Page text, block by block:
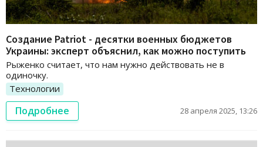
Создание Patriot - десятки военных бюджетов
Украины: эксперт объяснил, как можно поступить
Рыженко считает, что нам нужно действовать не в
одиночку.
Технологии
Подробнее 28 апреля 2025, 13:26